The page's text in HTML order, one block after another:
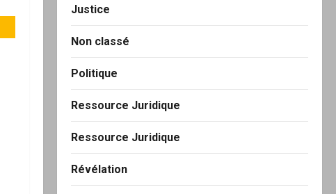
Justice
Non classé
Politique
Ressource Juridique
Ressource Juridique
Révélation